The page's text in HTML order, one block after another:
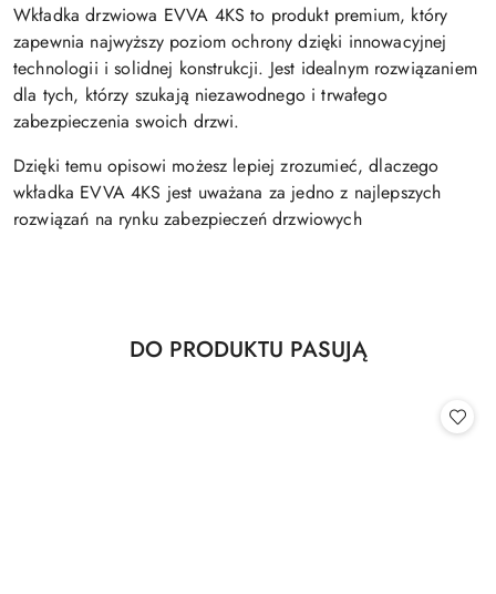
Wkładka drzwiowa EVVA 4KS to produkt premium, który
zapewnia najwyższy poziom ochrony dzięki innowacyjnej
technologii i solidnej konstrukcji. Jest idealnym rozwiązaniem
dla tych, którzy szukają niezawodnego i trwałego
zabezpieczenia swoich drzwi.
Dzięki temu opisowi możesz lepiej zrozumieć, dlaczego
wkładka EVVA 4KS jest uważana za jedno z najlepszych
rozwiązań na rynku zabezpieczeń drzwiowych
Pomiń karuzelę produktów
Produkty
DO PRODUKTU PASUJĄ